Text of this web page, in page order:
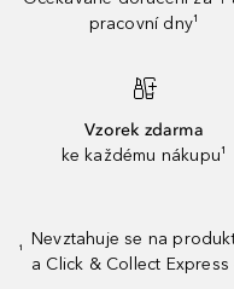
pracovní dny¹
Vzorek zdarma
ke každému nákupu¹
¹
Nevztahuje se na
a Click & Collect